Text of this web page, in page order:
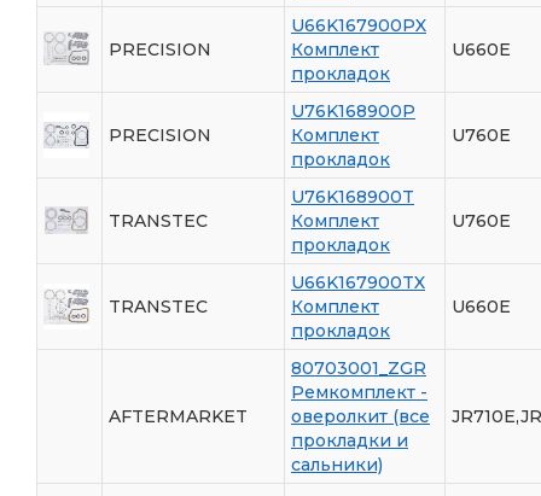
PRECISION
U66K167900PX
Комплект
прокладок
U660E
PRECISION
U76K168900P
Комплект
прокладок
U760E
TRANSTEC
U76K168900T
Комплект
прокладок
U760E
TRANSTEC
U66K167900TX
Комплект
прокладок
U660E
AFTERMARKET
80703001_ZGR
Ремкомплект -
оверолкит (все
прокладки и
сальники)